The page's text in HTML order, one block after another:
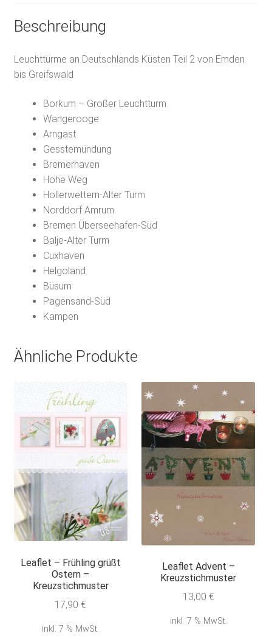
Beschreibung
Leuchttürme an Deutschlands Küsten Teil 2 von Emden
bis Greifswald
Borkum – Großer Leuchtturm
Wangerooge
Arngast
Gesstemündung
Bremerhaven
Hohe Weg
Hollerwettern-Alter Turm
Norddorf Amrum
Bremen Überseehafen-Süd
Balje-Alter Turm
Cuxhaven
Helgoland
Büsum
Pagensand-Süd
Kampen
Ähnliche Produkte
Leaflet – Frühling grüßt
Ostern –
Kreuzstichmuster
17,90€
inkl. 7 % MwSt.
Leaflet Advent –
Kreuzstichmuster
13,00 €
inkl. 7 % MwSt.